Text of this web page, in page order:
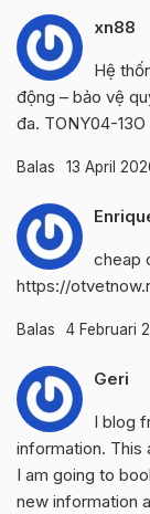
xn88
Hệ
động – bảo vệ
đa. TONY04-13O
Balas 13 April
cheap
https://
Balas 4 Februari
Geri
I blog
information. This
I am going to
new information